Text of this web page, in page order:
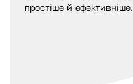
простіше й ефективніше.